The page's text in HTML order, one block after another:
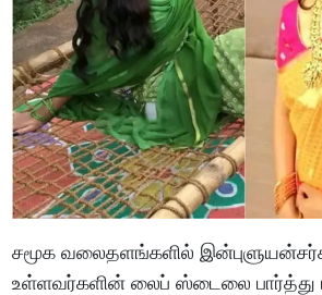
சமூக வலைதளங்களில்
உள்ளவர்களின் லைப் ஸ்டைலை பார்த்து